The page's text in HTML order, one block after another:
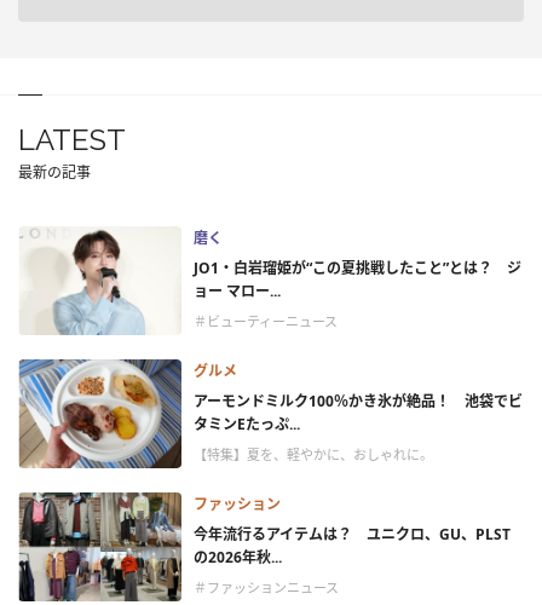
LATEST
最新の記事
磨く
JO1・白岩瑠姫が“この夏挑戦したこと”とは？ ジ
ョー マロー...
＃ビューティーニュース
グルメ
アーモンドミルク100％かき氷が絶品！ 池袋でビ
タミンEたっぷ...
【特集】夏を、軽やかに、おしゃれに。
ファッション
今年流行るアイテムは？ ユニクロ、GU、PLST
の2026年秋...
＃ファッションニュース